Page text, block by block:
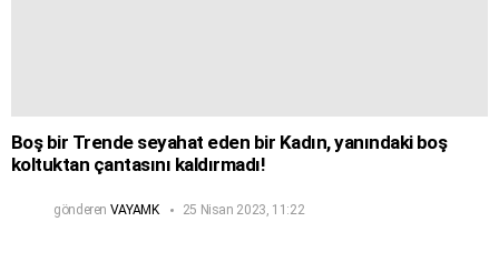
Boş bir Trende seyahat eden bir Kadın, yanındaki boş
koltuktan çantasını kaldırmadı!
gönderen VAYAMK 25 Nisan 2023, 11:22